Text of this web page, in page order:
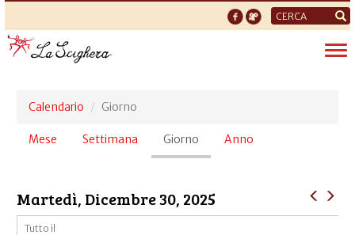
Form
di
ricerca
Calendario Giorno
Schede
Mese Settimana Giorno (scheda
attiva)
Anno
Martedì, Dicembre 30, 2025
Tutto il